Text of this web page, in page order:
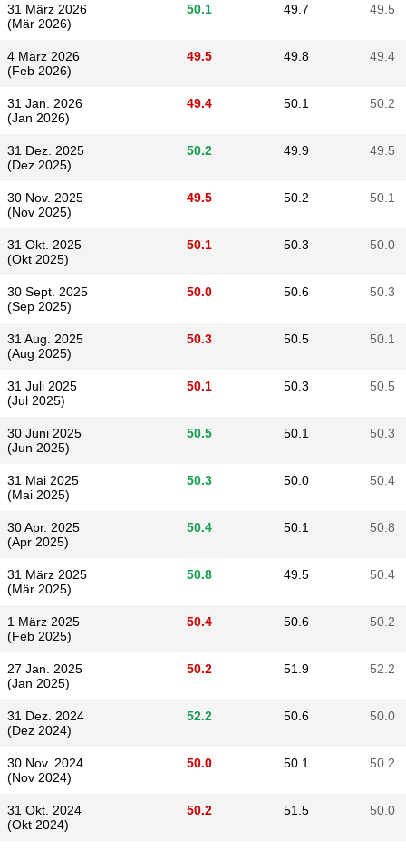
31 März 2026
(Mär 2026)
50.1 49.7 49.5
4 März 2026
(Feb 2026)
49.5 49.8 49.4
31 Jan. 2026
(Jan 2026)
49.4 50.1 50.2
31 Dez. 2025
(Dez 2025)
50.2 49.9 49.5
30 Nov. 2025
(Nov 2025)
49.5 50.2 50.1
31 Okt. 2025
(Okt 2025)
50.1 50.3 50.0
30 Sept. 2025
(Sep 2025)
50.0 50.6 50.3
31 Aug. 2025
(Aug 2025)
50.3 50.5 50.1
31 Juli 2025
(Jul 2025)
50.1 50.3 50.5
30 Juni 2025
(Jun 2025)
50.5 50.1 50.3
31 Mai 2025
(Mai 2025)
50.3 50.0 50.4
30 Apr. 2025
(Apr 2025)
50.4 50.1 50.8
31 März 2025
(Mär 2025)
50.8 49.5 50.4
1 März 2025
(Feb 2025)
50.4 50.6 50.2
27 Jan. 2025
(Jan 2025)
50.2 51.9 52.2
31 Dez. 2024
(Dez 2024)
52.2 50.6 50.0
30 Nov. 2024
(Nov 2024)
50.0 50.1 50.2
31 Okt. 2024
(Okt 2024)
50.2 51.5 50.0